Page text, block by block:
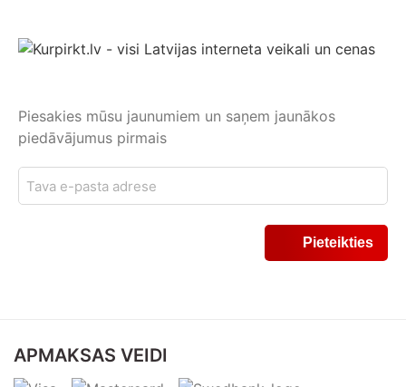
Piesakies mūsu jaunumiem un saņem jaunākos
piedāvājumus pirmais
APMAKSAS VEIDI